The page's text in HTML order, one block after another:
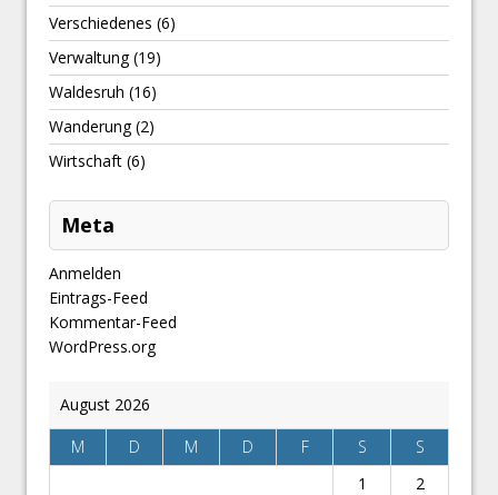
Verschiedenes (6)
Verwaltung(19)
Waldesruh (16)
Wanderung(2)
Wirtschaft (6)
Meta
Anmelden
Eintrags-Feed
Kommentar-Feed
WordPress.org
August 2026
M
D M D F S
S
1
2